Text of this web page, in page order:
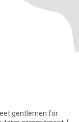
gentlemen for